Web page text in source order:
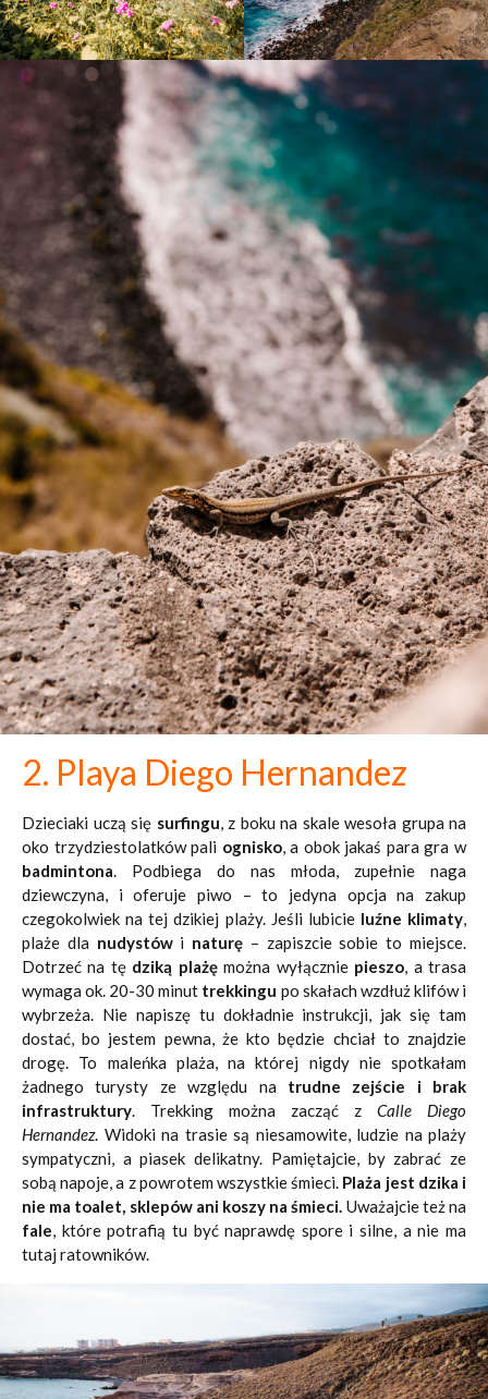
2. Playa Diego Hernandez
Dzieciaki uczą się surfingu, z boku na skale wesoła grupa na
oko trzydziestolatków pali ognisko, a obok jakaś para gra w
badmintona. Podbiega do nas młoda, zupełnie naga
dziewczyna, i oferuje piwo – to jedyna opcja na zakup
czegokolwiek na tej dzikiej plaży. Jeśli lubicie luźne klimaty,
plaże dla nudystówi naturę – zapiszcie sobie to miejsce.
Dotrzeć na tę dziką plażęmożna wyłącznie pieszo, a trasa
wymaga ok. 20-30 minut trekkingu po skałach wzdłuż klifów i
wybrzeża. Nie napiszę tu dokładnie instrukcji, jak się tam
dostać, bo jestem pewna, że kto będzie chciał to znajdzie
drogę. To maleńka plaża, na której nigdy nie spotkałam
żadnego turysty ze względu na trudne zejście i brak
infrastruktury. Trekking można zacząć z Calle Diego
Hernandez. Widoki na trasie są niesamowite, ludzie na plaży
sympatyczni, a piasek delikatny. Pamiętajcie, by zabrać ze
sobą napoje, a z powrotem wszystkie śmieci. Plaża jest dzika i
nie ma toalet, sklepów ani koszy na śmieci. Uważajcie też na
fale, które potrafią tu być naprawdę spore i silne, a nie ma
tutaj ratowników.